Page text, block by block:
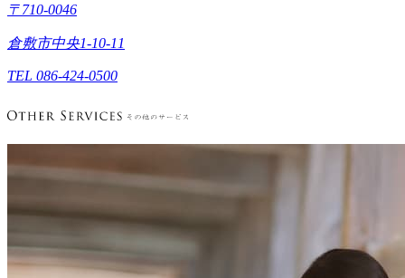
〒710-0046
倉敷市中央1-10-11
TEL 086-424-0500